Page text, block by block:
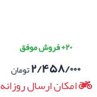
۲۰+ فروش موفق
۲/۴۵۸/۰۰۰تومان
امکان ارسال روزانه